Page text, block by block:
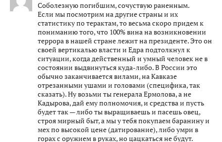
Соболезную погибшим, сочуствую раненным.
Если мы посмотрим на другие страны и их
статистику по терактам, то весьма скоро придем к
пониманию того, что 100% вина на возникновении
террора в нашей стране лежит на президенте. Это он
своей вертикалью власти и Едра подтолкнул к
ситуации, когда действенный и умный человек не в
состоянии выдвинуться куда-либо. В России это
обычно заканчивается вилами, на Кавказе
отрезанными ушами и головами (специфика, так
сказать). Ну возьми ты генерала Ермолова, а не
Кадырова, дай ему полномочия, и средства и пусть
будет так — либо ты выращиваешь и пасешь овец,
строя мирный быт, а мы у тебя покупаем баранину и
мех по высокой цене (датирование), либо умри в
горах с оружием в руках, но цацкаться не будут.